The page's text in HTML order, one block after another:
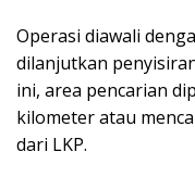
Operasi diawali
dilanjutkan
ini, area pencarian
kilometer atau
dari LKP.